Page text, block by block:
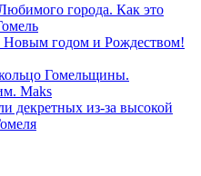
города. Как это
годом и Рождеством!
Гомельщины.
Maks
декретных из-за высокой